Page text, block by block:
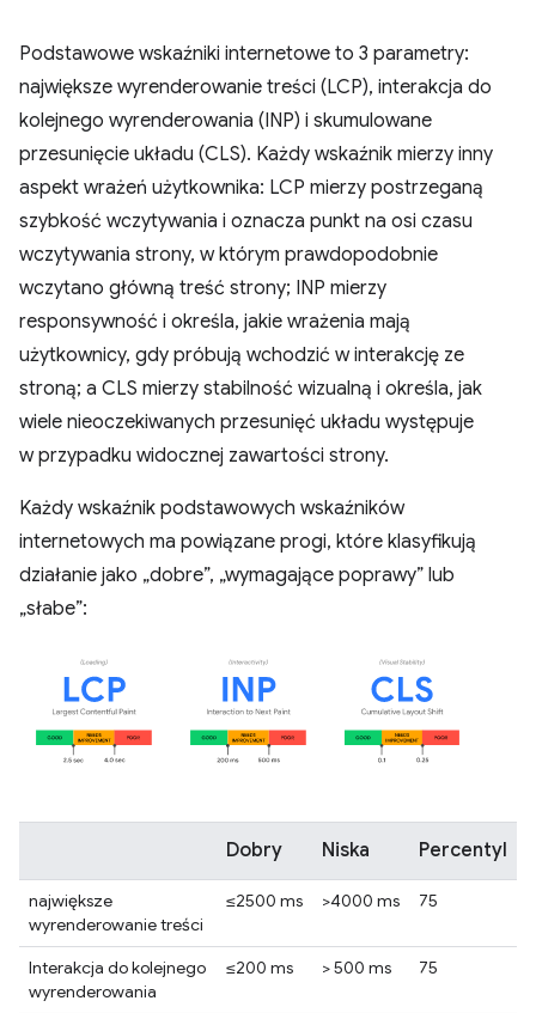
Podstawowe wskaźniki internetowe to 3 parametry:
największe wyrenderowanie treści (LCP), interakcja do
kolejnego wyrenderowania (INP) i skumulowane
przesunięcie układu (CLS). Każdy wskaźnik mierzy inny
aspekt wrażeń użytkownika: LCP mierzy postrzeganą
szybkość wczytywania i oznacza punkt na osi czasu
wczytywania strony, w którym prawdopodobnie
wczytano główną treść strony; INP mierzy
responsywność i określa, jakie wrażenia mają
użytkownicy, gdy próbują wchodzić w interakcję ze
stroną; a CLS mierzy stabilność wizualną i określa, jak
wiele nieoczekiwanych przesunięć układu występuje
w przypadku widocznej zawartości strony.
Każdy wskaźnik podstawowych wskaźników
internetowych ma powiązane progi, które klasyfikują
działanie jako „dobre”, „wymagające poprawy” lub
„słabe”:
Dobry Niska Percentyl
największe
wyrenderowanie treści
≤2500 ms >4000 ms 75
Interakcja do kolejnego
wyrenderowania
≤200 ms > 500 ms 75